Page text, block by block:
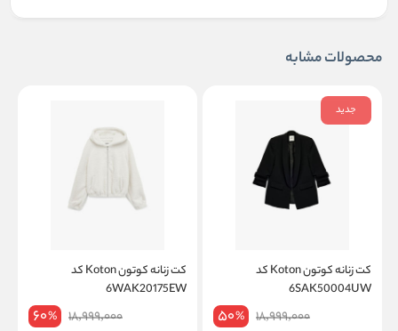
محصولات مشابه
جدید
کت زنانه کوتون Koton کد
6SAK50004UW
18,999,000
50%
کت زنانه کوتون Koton کد
6WAK20175EW
18,999,000
60%